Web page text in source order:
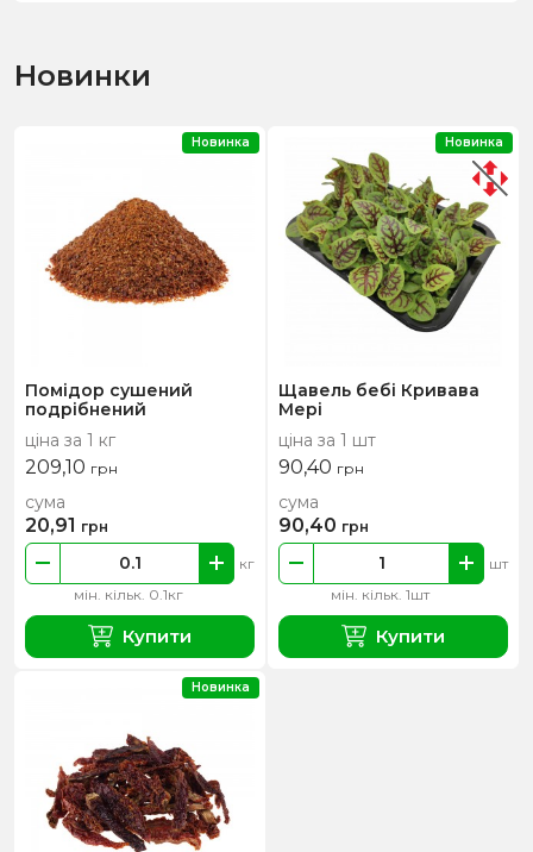
Новинки
Помідор сушений
подрібнений
ціна за 1 кг
209,10 грн
мін. кільк. 0.1кг
кг
сума
20,91 грн
Купити
Новинка
Щавель бебі Кривава
Мері
ціна за 1 шт
90,40 грн
мін. кільк. 1шт
шт
сума
90,40 грн
Купити
Новинка
Новинка